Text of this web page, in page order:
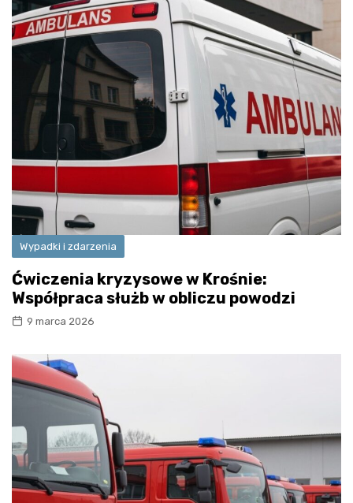
Wypadki i zdarzenia
Ćwiczenia kryzysowe w Krośnie:
Współpraca służb w obliczu powodzi
9 marca 2026